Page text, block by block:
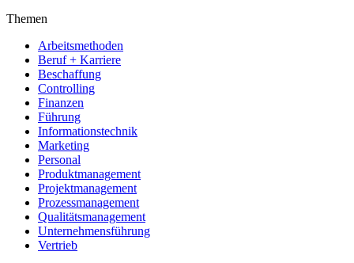
Themen
Arbeitsmethoden
Beruf + Karriere
Beschaffung
Controlling
Finanzen
Führung
Informationstechnik
Marketing
Personal
Produktmanagement
Projektmanagement
Prozessmanagement
Qualitätsmanagement
Unternehmensführung
Vertrieb